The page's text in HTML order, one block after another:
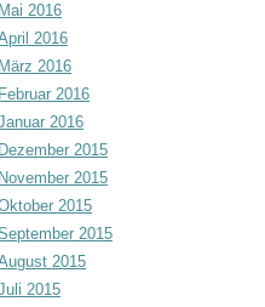
Mai 2016
2016
März 2016
Februar 2016
2016
Dezember 2015
November 2015
2015
2015
2015
2015